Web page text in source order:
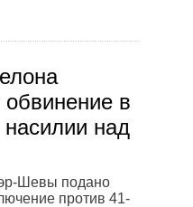
в
над
Шевы подано
против 41-